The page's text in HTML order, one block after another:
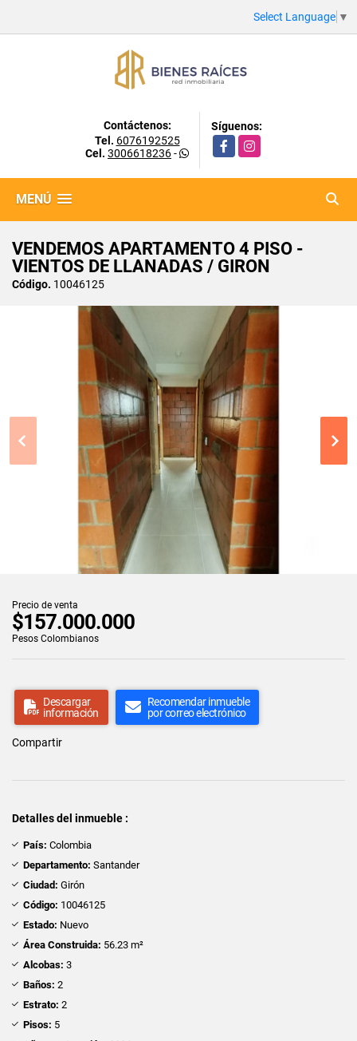
Select Language ▼
Contáctenos:
Tel. 6076192525
Cel. 3006618236-
Síguenos:
FacebookInstagram
MENÚ
VENDEMOS APARTAMENTO 4 PISO -
VIENTOS DE LLANADAS / GIRON
Código. 10046125
Precio de venta
$157.000.000
Pesos Colombianos
Descargar
información
Recomendar inmueble
por correo electrónico
Compartir
Detalles del inmueble :
País: Colombia
Departamento: Santander
Ciudad: Girón
Código: 10046125
Estado: Nuevo
Área Construida: 56.23 m²
Alcobas: 3
Baños: 2
Estrato: 2
Pisos: 5